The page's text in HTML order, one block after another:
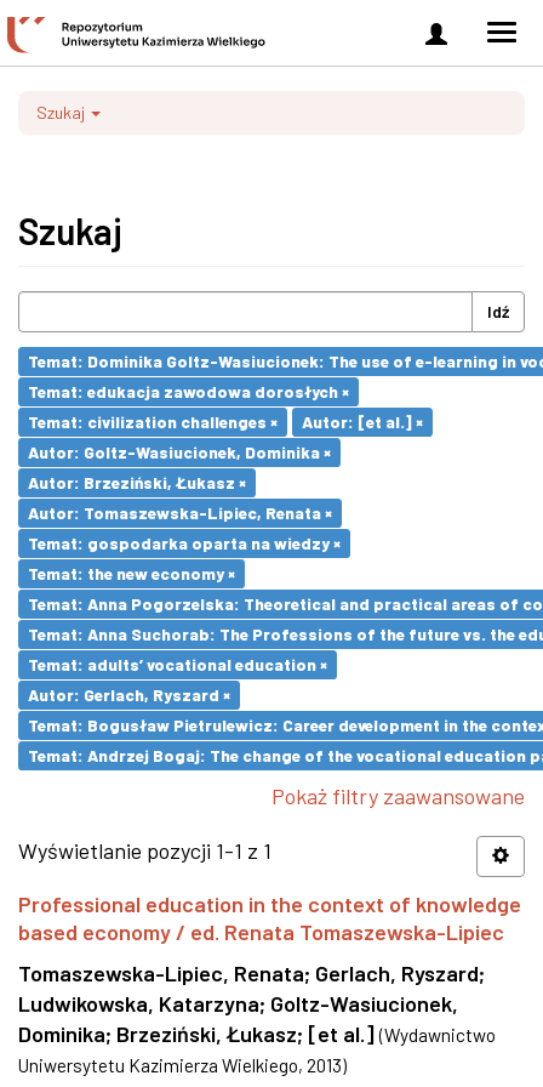
Zaloguj
się
Szukaj
Szukaj
Idź
Temat: Dominika Goltz-Wasiucionek: The use of e-learning in
Temat: edukacja zawodowa dorosłych ×
Temat: civilization challenges ×
Autor: [et al.] ×
Autor: Goltz-Wasiucionek, Dominika ×
Autor: Brzeziński, Łukasz ×
Autor: Tomaszewska-Lipiec, Renata ×
Temat: gospodarka oparta na wiedzy ×
Temat: the new economy ×
Temat: Anna Pogorzelska: Theoretical and practical areas of
Temat: Anna Suchorab: The Professions of the future vs. the
Temat: adults’ vocational education ×
Autor: Gerlach, Ryszard ×
Temat: Bogusław Pietrulewicz: Career development in the
Temat: Andrzej Bogaj: The change of the vocational education
Pokaż filtry zaawansowane
Wyświetlanie pozycji 1-1 z 1
Professional education in the context of knowledge
based economy / ed. Renata Tomaszewska-Lipiec
Tomaszewska-Lipiec, Renata; Gerlach, Ryszard;
Ludwikowska, Katarzyna; Goltz-Wasiucionek,
Dominika; Brzeziński, Łukasz; [et al.] (Wydawnictwo
Uniwersytetu Kazimierza Wielkiego, 2013)